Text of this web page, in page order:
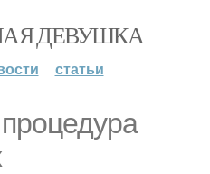
ДЕВУШКА
статьи